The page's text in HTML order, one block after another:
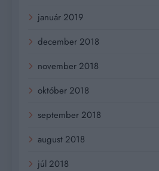
január 2019
december 2018
november 2018
október 2018
september 2018
august 2018
júl 2018